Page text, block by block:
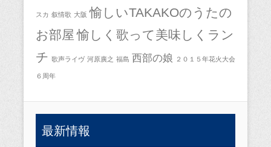
スカ 叙情歌 大阪 愉しいTAKAKOのうたの
お部屋 愉しく歌って美味しくラン
チ 歌声ライヴ 河原廣之 福島 西部の娘 ２０１５年花火大会
６周年
最新情報